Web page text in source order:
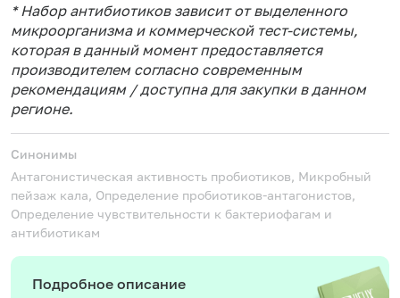
* Набор антибиотиков зависит от выделенного
микроорганизма и коммерческой тест-системы,
которая в данный момент предоставляется
производителем согласно современным
рекомендациям / доступна для закупки в данном
регионе.
Синонимы
Антагонистическая активность пробиотиков, Микробный
пейзаж кала, Определение пробиотиков-антагонистов,
Определение чувствительности к бактериофагам и
антибиотикам
Подробное описание